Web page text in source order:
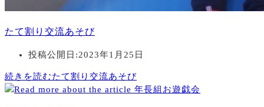
たて割り交流あそび
投稿公開日:2023年1月25日
続きを読むたて割り交流あそび